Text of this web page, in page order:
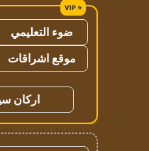
ضوء التعليمي
موقع اشراقات
اركان